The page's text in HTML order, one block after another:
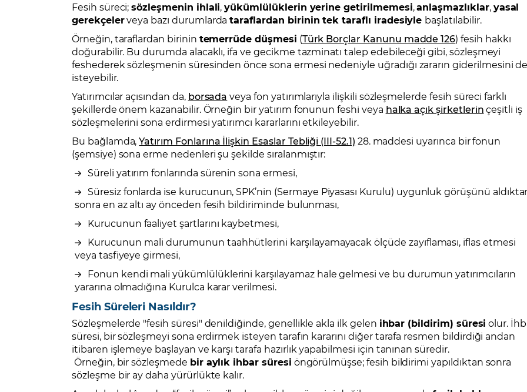
Fesih süreci;sözleşmenin ihlali,yükümlülüklerin yerine getirilmemesi,anlaşmazlıklar,yasal
gerekçelerveya bazı durumlardataraflardan birinin tek taraflı iradesiyle başlatılabilir.
Örneğin, taraflardan birinin temerrüde düşmesi (Türk Borçlar Kanunu madde 126) fesih hakkı
doğurabilir. Bu durumda alacaklı, ifa ve gecikme tazminatı talep edebileceği gibi, sözleşmeyi
feshederek sözleşmenin süresinden önce sona ermesi nedeniyle uğradığı zararın giderilmesini de
isteyebilir.
Yatırımcılar açısından da, borsada veya fon yatırımlarıyla ilişkili sözleşmelerde fesih süreci farklı
şekillerde önem kazanabilir. Örneğin bir yatırım fonunun feshi veya halka açık şirketlerinçeşitli iş
sözleşmelerini sona erdirmesi yatırımcı kararlarını etkileyebilir.
Bu bağlamda,Yatırım Fonlarına İlişkin Esaslar Tebliği (III-52.1) 28. maddesi uyarınca bir fonun
(şemsiye) sona erme nedenleri şu şekilde sıralanmıştır:
Süreli yatırım fonlarında sürenin sona ermesi,
Süresiz fonlarda ise kurucunun, SPK’nin (Sermaye Piyasası Kurulu) uygunluk görüşünü
sonra en az altı ay önceden fesih bildiriminde bulunması,
Kurucunun faaliyet şartlarını kaybetmesi,
Kurucunun mali durumunun taahhütlerini karşılayamayacak ölçüde zayıflaması, iflas etmesi
veya tasfiyeye girmesi,
Fonun kendi mali yükümlülüklerini karşılayamaz hale gelmesi ve bu durumun yatırımcıların
yararına olmadığına Kurulca karar verilmesi.
Fesih Süreleri Nasıldır?
Sözleşmelerde "fesih süresi" denildiğinde, genellikle akla ilk gelen ihbar (bildirim) süresi olur.
süresi, bir sözleşmeyi sona erdirmek isteyen tarafın kararını diğer tarafa resmen bildirdiği andan
itibaren işlemeye başlayan ve karşı tarafa hazırlık yapabilmesi için tanınan süredir.
Örneğin, bir sözleşmede bir aylık ihbar süresi öngörülmüşse; fesih bildirimi yapıldıktan sonra
sözleşme bir ay daha yürürlükte kalır.